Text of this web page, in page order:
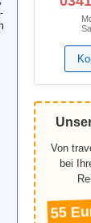
Von
bei
55